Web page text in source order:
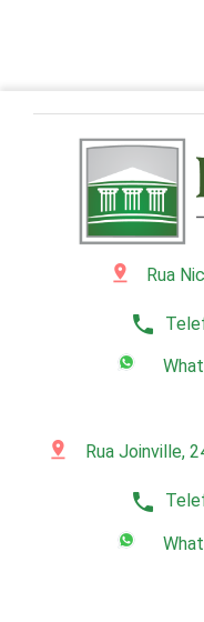
pin_drop Rua
phone
pin_drop Rua Joinville,
phone